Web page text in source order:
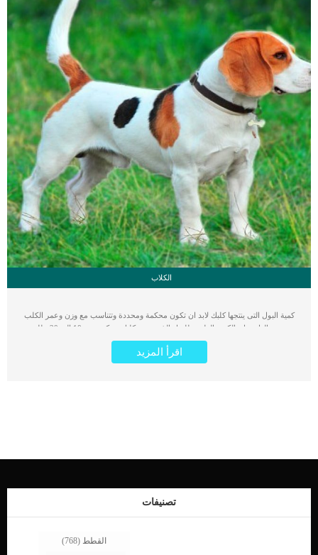
سيقوم الطبيب البيطري بإجراء فحص سريع لكلبك ويطرح أسئلة تتعلق بالنظام الغذائي
والتمارين الرياضية والتغيرات في السلوك. اقرأ ايضا: […]
الكلاب
كمية البول التى ينتجها كلبك لابد ان تكون محكمة ومحددة وتتناسب مع وزن وعمر الكلب
وصحته العامة. ان الكمية الطبيعة للبول الذى ينتجه كلبك ستكون من 10 الى 20 مللمتر
تقريبا لكل كيلو من وزن الكلب.ستلاحظ ان لبك يتبول بكمية كبيرة جدا على غير المعتاد,
وليس فقط عدد مرات اكثر. اقرأ ايضا: العلاج الطبيعى لسلس البول عند الكلاب وكيف يتم
تطبيقه ؟ هناك اكثر من حالة تكمن خلف تغيرات سلوك التبول عند الكلاب, وهى كالاتى: _
اقرأ المزيد
تصنيفات
القطط (768)